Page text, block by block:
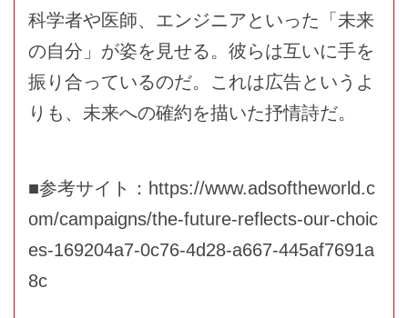
科学者や医師、エンジニアといった「未来
の自分」が姿を見せる。彼らは互いに手を
振り合っているのだ。これは広告というよ
りも、未来への確約を描いた抒情詩だ。
■参考サイト： https://www.adsoftheworld.c
om/campaigns/the-future-reflects-our-choic
es-169204a7-0c76-4d28-a667-445af7691a
8c